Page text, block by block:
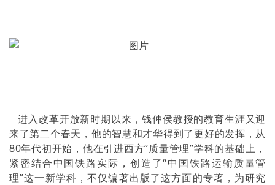
进入改革开放新时期以来，钱仲侯教授的教育生涯又迎
来了第二个春天，他的智慧和才华得到了更好的发挥，从
80年代初开始，他在引进西方“质量管理”学科的基础上，
紧密结合中国铁路实际，创造了“中国铁路运输质量管
理”这一新学科，不仅编著出版了这方面的专著，为研究